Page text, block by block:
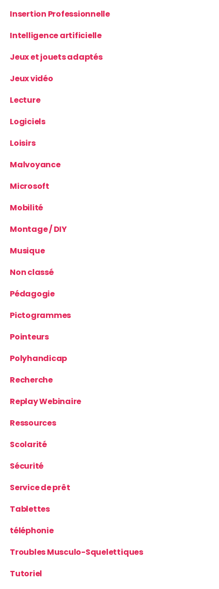
Insertion Professionnelle
Intelligence artificielle
Jeux et jouets adaptés
Jeux vidéo
Lecture
Logiciels
Loisirs
Malvoyance
Microsoft
Mobilité
Montage / DIY
Musique
Non classé
Pédagogie
Pictogrammes
Pointeurs
Polyhandicap
Recherche
Replay Webinaire
Ressources
Scolarité
Sécurité
Service de prêt
Tablettes
téléphonie
Troubles Musculo-Squelettiques
Tutoriel